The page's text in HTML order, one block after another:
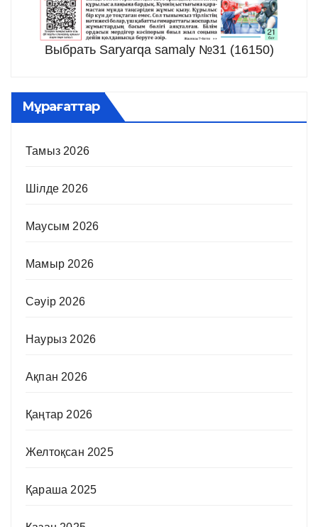
Выбрать Saryarqa samaly №31 (16150)
Мұрағаттар
Тамыз 2026
Шілде 2026
Маусым 2026
Мамыр 2026
Сәуір 2026
Наурыз 2026
Ақпан 2026
Қаңтар 2026
Желтоқсан 2025
Қараша 2025